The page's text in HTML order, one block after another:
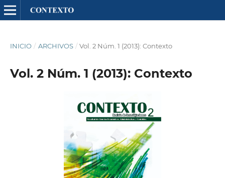
INICIO / ARCHIVOS / Vol. 2 Núm. 1 (2013): Contexto
Vol. 2 Núm. 1 (2013): Contexto